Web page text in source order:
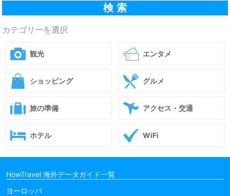
カテゴリーを選択
観光 エンタメ
ショッピング グルメ
旅の準備 アクセス・交通
ホテル WiFi
HowTravel 海外データガイド一覧
ヨーロッパ